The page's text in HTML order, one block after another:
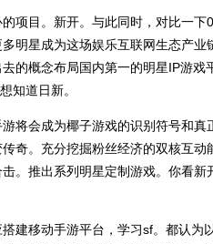
目。新开。与此同时，对比一下
明星成为这场娱乐互联网生态产业
的概念布局国内第一的明星IP游戏
知道日新。
会成为椰子游戏的识别符号和真
奇。充分挖掘粉丝经济的双核互动
。推出系列明星定制游戏。你看新
移动手游平台，学习sf。都认为